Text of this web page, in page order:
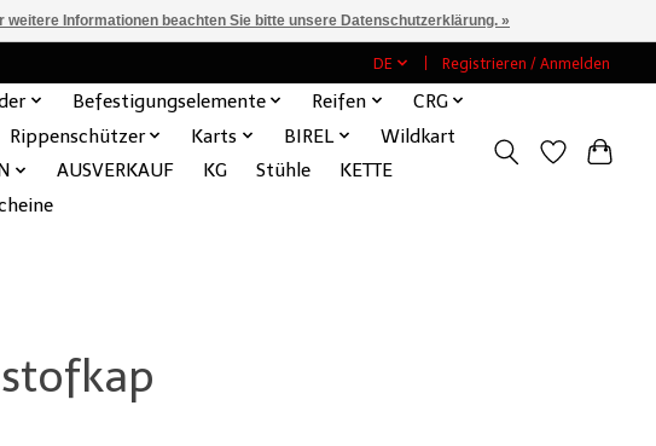
DE Registrieren / Anmelden
Befestigungselemente Reifen
CRG
Rippenschützer Karts BIREL
Wildkart
AUSVERKAUF KG Stühle
KETTE
weitere Informationen beachten Sie bitte unsere Datenschutzerklärung. »